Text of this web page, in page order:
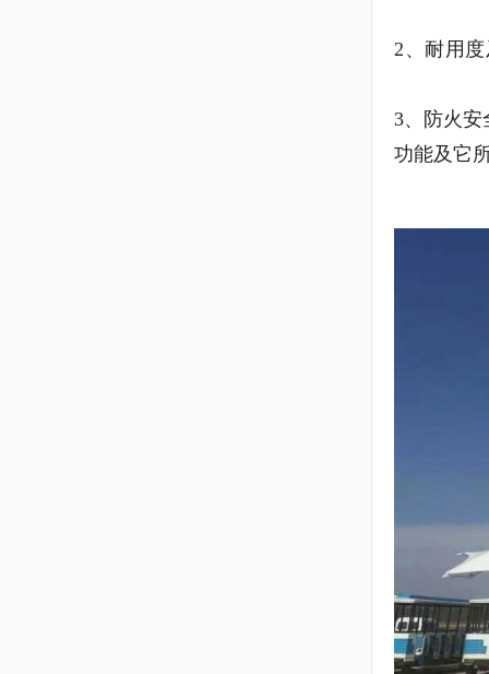
2、耐用
3、防火安
功能及它